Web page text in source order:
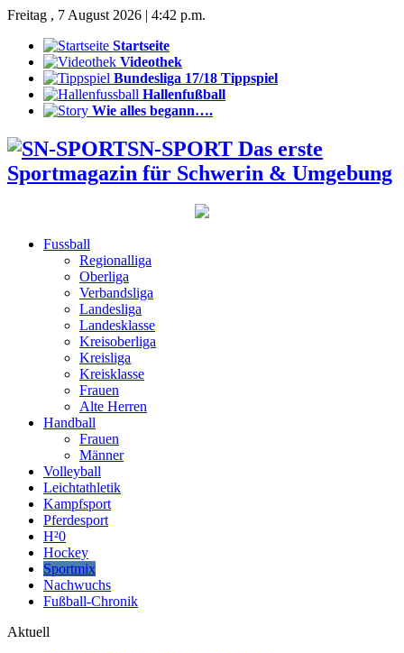
Freitag , 7 August 2026 | 4:42 p.m.
Startseite
Videothek
Bundesliga 17/18 Tippspiel
Hallenfußball
Wie alles begann….
SN-SPORT Das erste
Sportmagazin für Schwerin & Umgebung
Fussball
Regionalliga
Oberliga
Verbandsliga
Landesliga
Landesklasse
Kreisoberliga
Kreisliga
Kreisklasse
Frauen
Alte Herren
Handball
Frauen
Männer
Volleyball
Leichtathletik
Kampfsport
Pferdesport
H²0
Hockey
Sportmix
Nachwuchs
Fußball-Chronik
Aktuell